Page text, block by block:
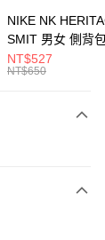
NIKE NK
SMIT 男女 側背
BA5871010
NT$527
NT$650